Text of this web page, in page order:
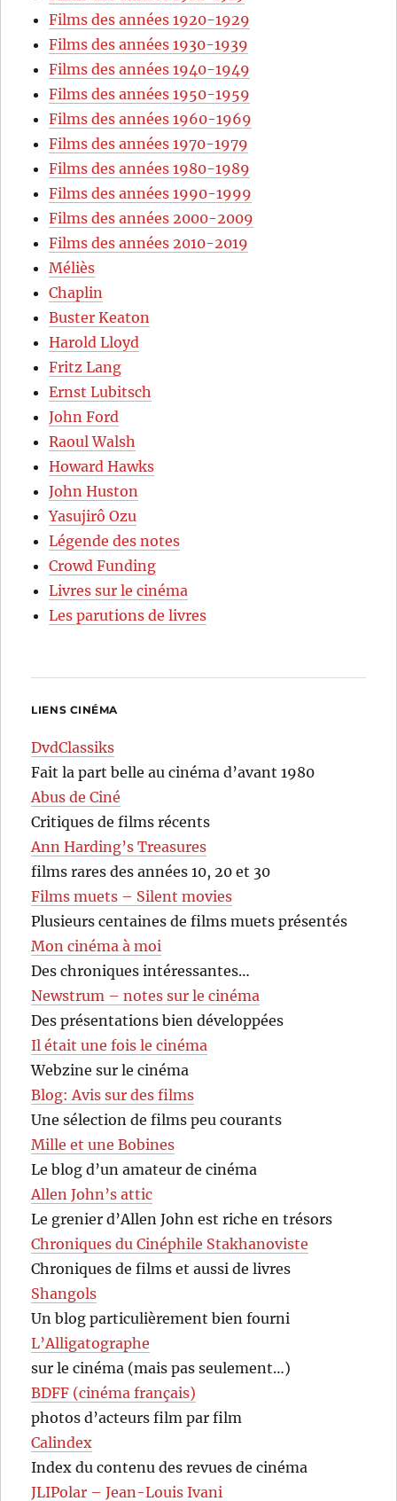
Films des années 1920-1929
Films des années 1930-1939
Films des années 1940-1949
Films des années 1950-1959
Films des années 1960-1969
Films des années 1970-1979
Films des années 1980-1989
Films des années 1990-1999
Films des années 2000-2009
Films des années 2010-2019
Méliès
Chaplin
Buster Keaton
Harold Lloyd
Fritz Lang
Ernst Lubitsch
John Ford
Raoul Walsh
Howard Hawks
John Huston
Yasujirô Ozu
Légende des notes
Crowd Funding
Livres sur le cinéma
Les parutions de livres
LIENS CINÉMA
DvdClassiks
Fait la part belle au cinéma d’avant 1980
Abus de Ciné
Critiques de films récents
Ann Harding’s Treasures
films rares des années 10, 20 et 30
Films muets – Silent movies
Plusieurs centaines de films muets présentés
Mon cinéma à moi
Des chroniques intéressantes…
Newstrum – notes sur le cinéma
Des présentations bien développées
Il était une fois le cinéma
Webzine sur le cinéma
Blog: Avis sur des films
Une sélection de films peu courants
Mille et une Bobines
Le blog d’un amateur de cinéma
Allen John’s attic
Le grenier d’Allen John est riche en trésors
Chroniques du Cinéphile Stakhanoviste
Chroniques de films et aussi de livres
Shangols
Un blog particulièrement bien fourni
L’Alligatographe
sur le cinéma (mais pas seulement…)
BDFF (cinéma français)
photos d’acteurs film par film
Calindex
Index du contenu des revues de cinéma
JLIPolar – Jean-Louis Ivani